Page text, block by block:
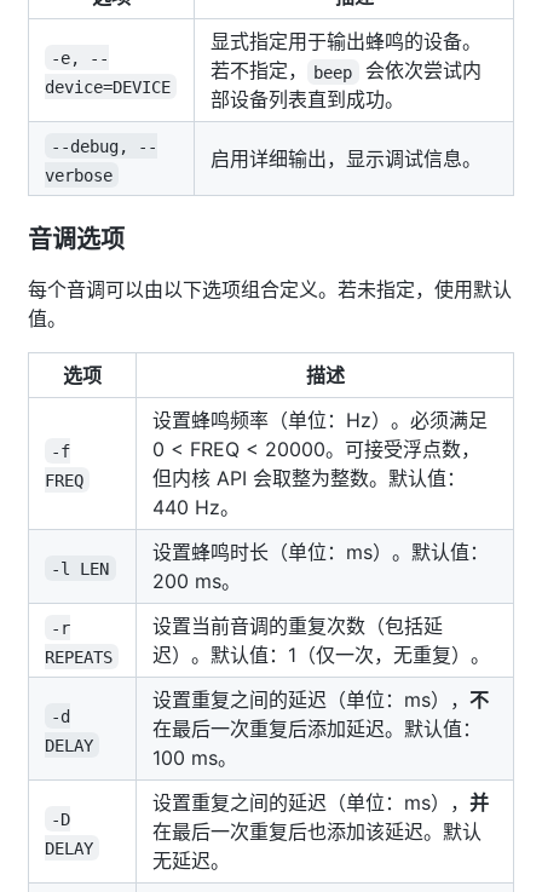
-e, --
device=DEVICE
显式指定用于输出蜂鸣的设备。
若不指定，
beep
会依次尝试内
部设备列表直到成功。
--debug, --
verbose
启用详细输出，显示调试信息。
音调选项
每个音调可以由以下选项组合定义。若未指定，使用默认
值。
选项 描述
-f
FREQ
设置蜂鸣频率（单位：Hz）。必须满足
0 < FREQ < 20000。可接受浮点数，
但内核 API 会取整为整数。默认值：
440 Hz。
-l LEN
设置蜂鸣时长（单位：ms）。默认值：
200 ms。
-r
REPEATS
设置当前音调的重复次数（包括延
迟）。默认值：1（仅一次，无重复）。
-d
DELAY
设置重复之间的延迟（单位：ms）， 不
在最后一次重复后添加延迟。默认值：
100 ms。
-D
DELAY
设置重复之间的延迟（单位：ms）， 并
在最后一次重复后也添加该延迟。默认
无延迟。